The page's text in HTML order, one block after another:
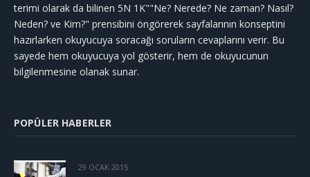
terimi olarak da bilinen 5N 1K""Ne? Nerede? Ne zaman? Nasıl?
Neden? ve Kim?" prensibini öngörerek sayfalarının konseptini
hazırlarken okuyucuya soracağı soruların cevaplarını verir. Bu
sayede hem okuyucuya yol gösterir, hem de okuyucunun
bilgilenmesine olanak sunar.
POPÜLER HABERLER
29 OCAK 2015